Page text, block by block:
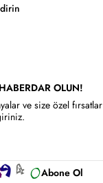
OLUN!
ve size özel fırsatlar
Abone Ol